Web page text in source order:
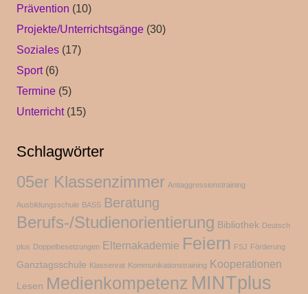
Prävention (10)
Projekte/Unterrichtsgänge (30)
Soziales (17)
Sport(6)
Termine (5)
Unterricht(15)
Schlagwörter
05er Klassenzimmer Antiaggressionstraining
Ausbildungsschule BASS Beratung
Berufs-/Studienorientierung Bibliothek Deutsch
plus Doppelbesetzungen Elternakademie Feiern FSJ Förderung
Ganztagsschule Klassenrat Kommunikationstraining Kooperationen
Lesen Medienkompetenz MINTplus